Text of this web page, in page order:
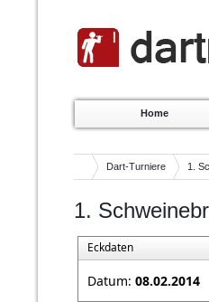
Home
Dart-Turniere 1.
1.
Eckdaten
Datum: 08.02.2014